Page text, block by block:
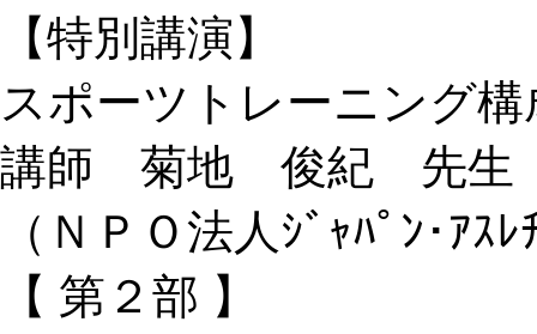
【特別講演】
スポーツトレーニング
講師 菊地 俊紀 先生
（ＮＰＯ法人ｼﾞｬﾊﾟﾝ･ｱｽ
【 第２部 】